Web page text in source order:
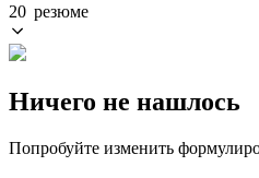
20 резюме
Ничего не нашлось
Попробуйте изменить